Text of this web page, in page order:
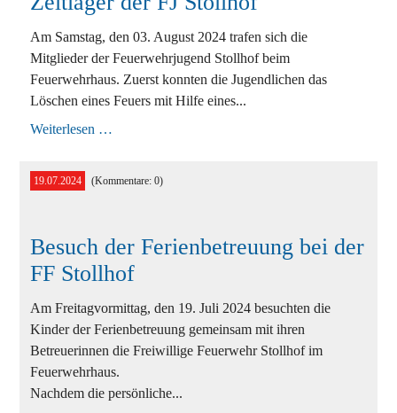
Ausbildung
Bewerbe
Einsätze
Veranstaltungen
Am Samstag, den 03. August 2024 trafen sich die
Mitglieder der Feuerwehrjugend Stollhof beim
Feuerwehrhaus. Zuerst konnten die Jugendlichen das
Löschen eines Feuers mit Hilfe eines...
Weiterlesen …
19.07.2024 (Kommentare: 0)
Besuch der Ferienbetreuung bei der
FF Stollhof
Am Freitagvormittag, den 19. Juli 2024 besuchten die
Kinder der Ferienbetreuung gemeinsam mit ihren
Betreuerinnen die Freiwillige Feuerwehr Stollhof im
Feuerwehrhaus.
Nachdem die persönliche...